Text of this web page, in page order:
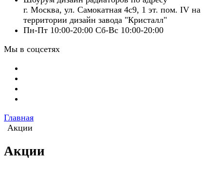
г. Москва, ул. Самокатная 4с9, 1 эт. пом. IV на
территории дизайн завода "Кристалл"
Пн-Пт 10:00-20:00 Сб-Вс 10:00-20:00
Мы в соцсетях
Главная
Акции
Акции